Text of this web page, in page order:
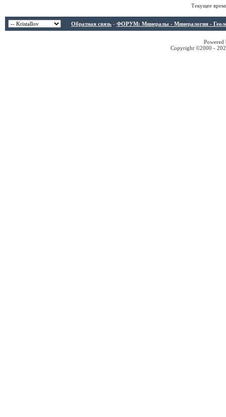
Текущее
Обратная связь - ФОРУМ: Минералы - Минералогия -
Copyright ©2000 -